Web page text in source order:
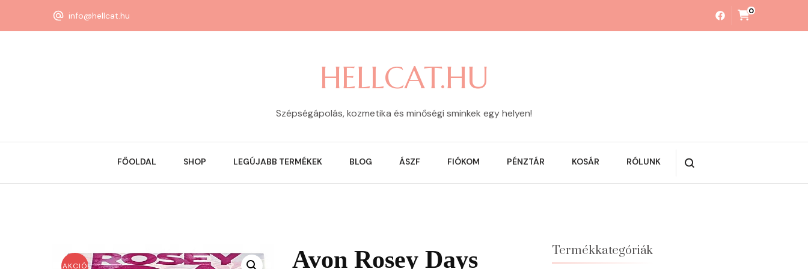
info@hellcat.hu 0
HELLCAT.HU
Szépségápolás, kozmetika és minőségi sminkek egy helyen!
FŐOLDAL SHOP LEGÚJABB TERMÉKEK BLOG ÁSZF FIÓKOM PÉNZTÁR KOSÁR RÓLUNK
AKCIÓ!
Avon Rosey Days
Termékkategóriák